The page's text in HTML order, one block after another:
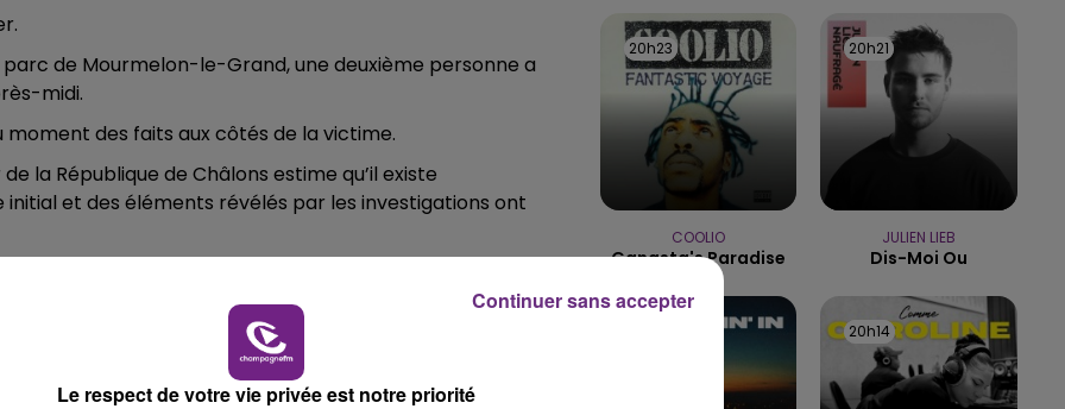
LE WEEK-END CHAMPAGNE FM
16h00 - 20h00
LE WEEK-END CHAMPAGNE FM
de Mourmelon-le-Grand, une deuxième personne a
midi.
moment des faits aux côtés de la victime.
la République de Châlons estime qu’il existe
et des éléments révélés par les investigations ont
lundi au domicile de ses parents, est prolongée pour
en fin d’après-midi.
20h23
20h23
COOLIO
Gangsta's Paradise
20h21
20h21
JULIEN LIEB
Dis-Moi Ou
20h14
20h14
Le respect de votre vie privée est notre priorité
Continuer sans accepter